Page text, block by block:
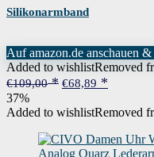
Silikonarmband
Auf amazon.de anschauen
Added to wishlistRemoved
€109,00
Ursprünglicher
war:
€109,00
€68,89
€68,89.
37%
Added to wishlistRemoved